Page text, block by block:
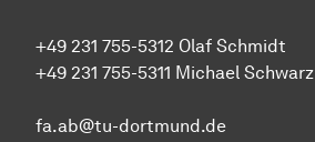
+49 231 755-5312 Olaf Schmidt
+49 231 755-5311 Michael Schwarz
fa.ab@tu-dortmund.de